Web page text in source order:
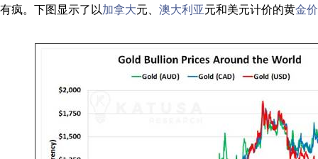
有疯。下图显示了以加拿大元、 澳大利亚元和美元计价的黄金价